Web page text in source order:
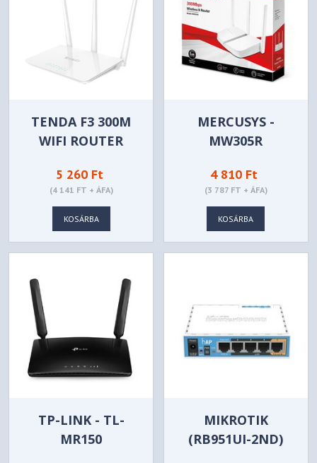
TENDA F3 300M
WIFI ROUTER
5 260 Ft
(4 141 FT + ÁFA)
KOSÁRBA
MERCUSYS -
MW305R
4 810 Ft
(3 787 FT + ÁFA)
KOSÁRBA
TP-LINK - TL-
MR150
MIKROTIK
(RB951UI-2ND)